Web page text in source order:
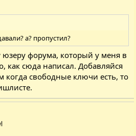
а? пропустил?
юзеру форума, который у меня в
как сюда написал. Добавляйся
когда свободные ключи есть, то